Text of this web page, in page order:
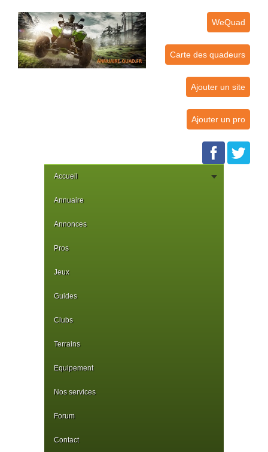
WeQuad
Carte des quadeurs
Ajouter un site
Ajouter un pro
Accueil
Annuaire
Annonces
Pros
Jeux
Guides
Clubs
Terrains
Equipement
Nos services
Forum
Contact